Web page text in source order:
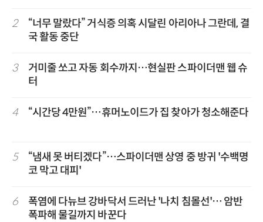
2
“너무 말랐다” 거식증 의혹 시달린 아리아나 그란데, 결
국 활동 중단
3
거미줄 쏘고 자동 회수까지…현실판 스파이더맨 웹 슈
터
4 “시간당 4만원”…휴머노이드가 집 찾아가 청소해준다
5
“냄새 못 버티겠다”…스파이더맨 상영 중 방귀 '수백명
코 막고 대피'
6
폭염에 다뉴브 강바닥서 드러난 '나치 침몰선'… 암반
폭파해 물길까지 바꾼다